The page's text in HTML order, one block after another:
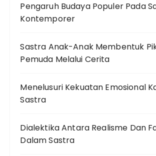
Pengaruh Budaya Populer Pada
Kontemporer
Sastra Anak-Anak Membentuk
Pemuda Melalui Cerita
Menelusuri Kekuatan Emosional
Sastra
Dialektika Antara Realisme Dan
Dalam Sastra